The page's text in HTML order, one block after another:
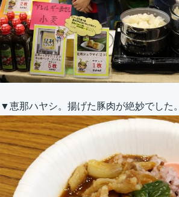
▼恵那ハヤシ。揚げた豚肉が絶妙でした。